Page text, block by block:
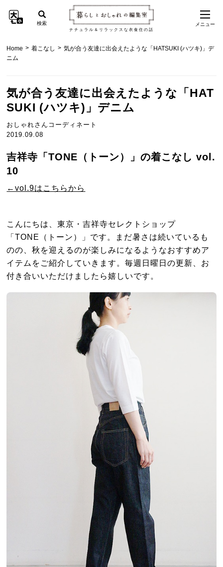
ナチュラル＆リラックスな衣食住の話
検索 メニュー
Home > 着こなし > 気が合う友達に出会えたような「HATSUKI (ハツキ)」デ
ニム
気が合う友達に出会えたような「HAT
SUKI (ハツキ)」デニム
おしゃれさんコーディネート
2019.09.08
吉祥寺「TONE（トーン）」の着こなし vol.
10
←vol.9はこちらから
こんにちは、東京・吉祥寺セレクトショップ
「TONE（トーン）」です。まだ暑さは続いているも
のの、秋を迎えるのが楽しみになるようなおすすめア
イテムをご紹介していきます。毎週日曜日の更新、お
付き合いいただけましたら嬉しいです。